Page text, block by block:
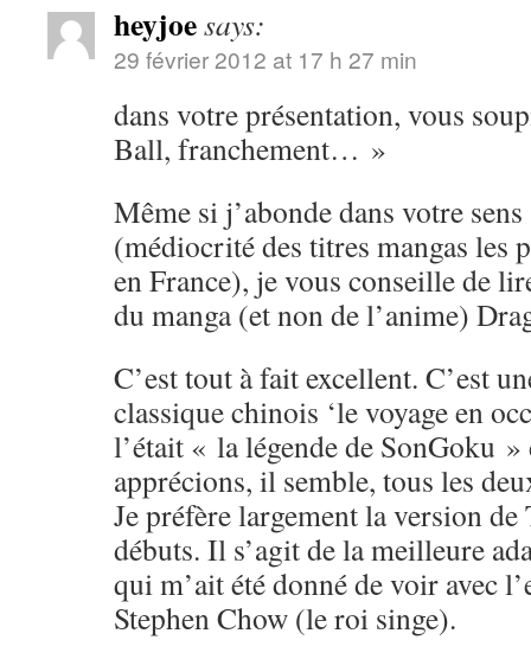
heyjoesays:
29 février 2012 at 17 h 27 min
dans votre présentation, vous
Ball, franchement… »
Même si j’abonde dans votre
(médiocrité des titres mangas les
en France), je vous conseille de
du manga (et non de l’anime)
C’est tout à fait excellent. C’est
classique chinois ‘le voyage en
l’était « la légende de SonGoku »
apprécions, il semble, tous les
Je préfère largement la version de
débuts. Il s’agit de la meilleure
qui m’ait été donné de voir avec
Stephen Chow (le roi singe).